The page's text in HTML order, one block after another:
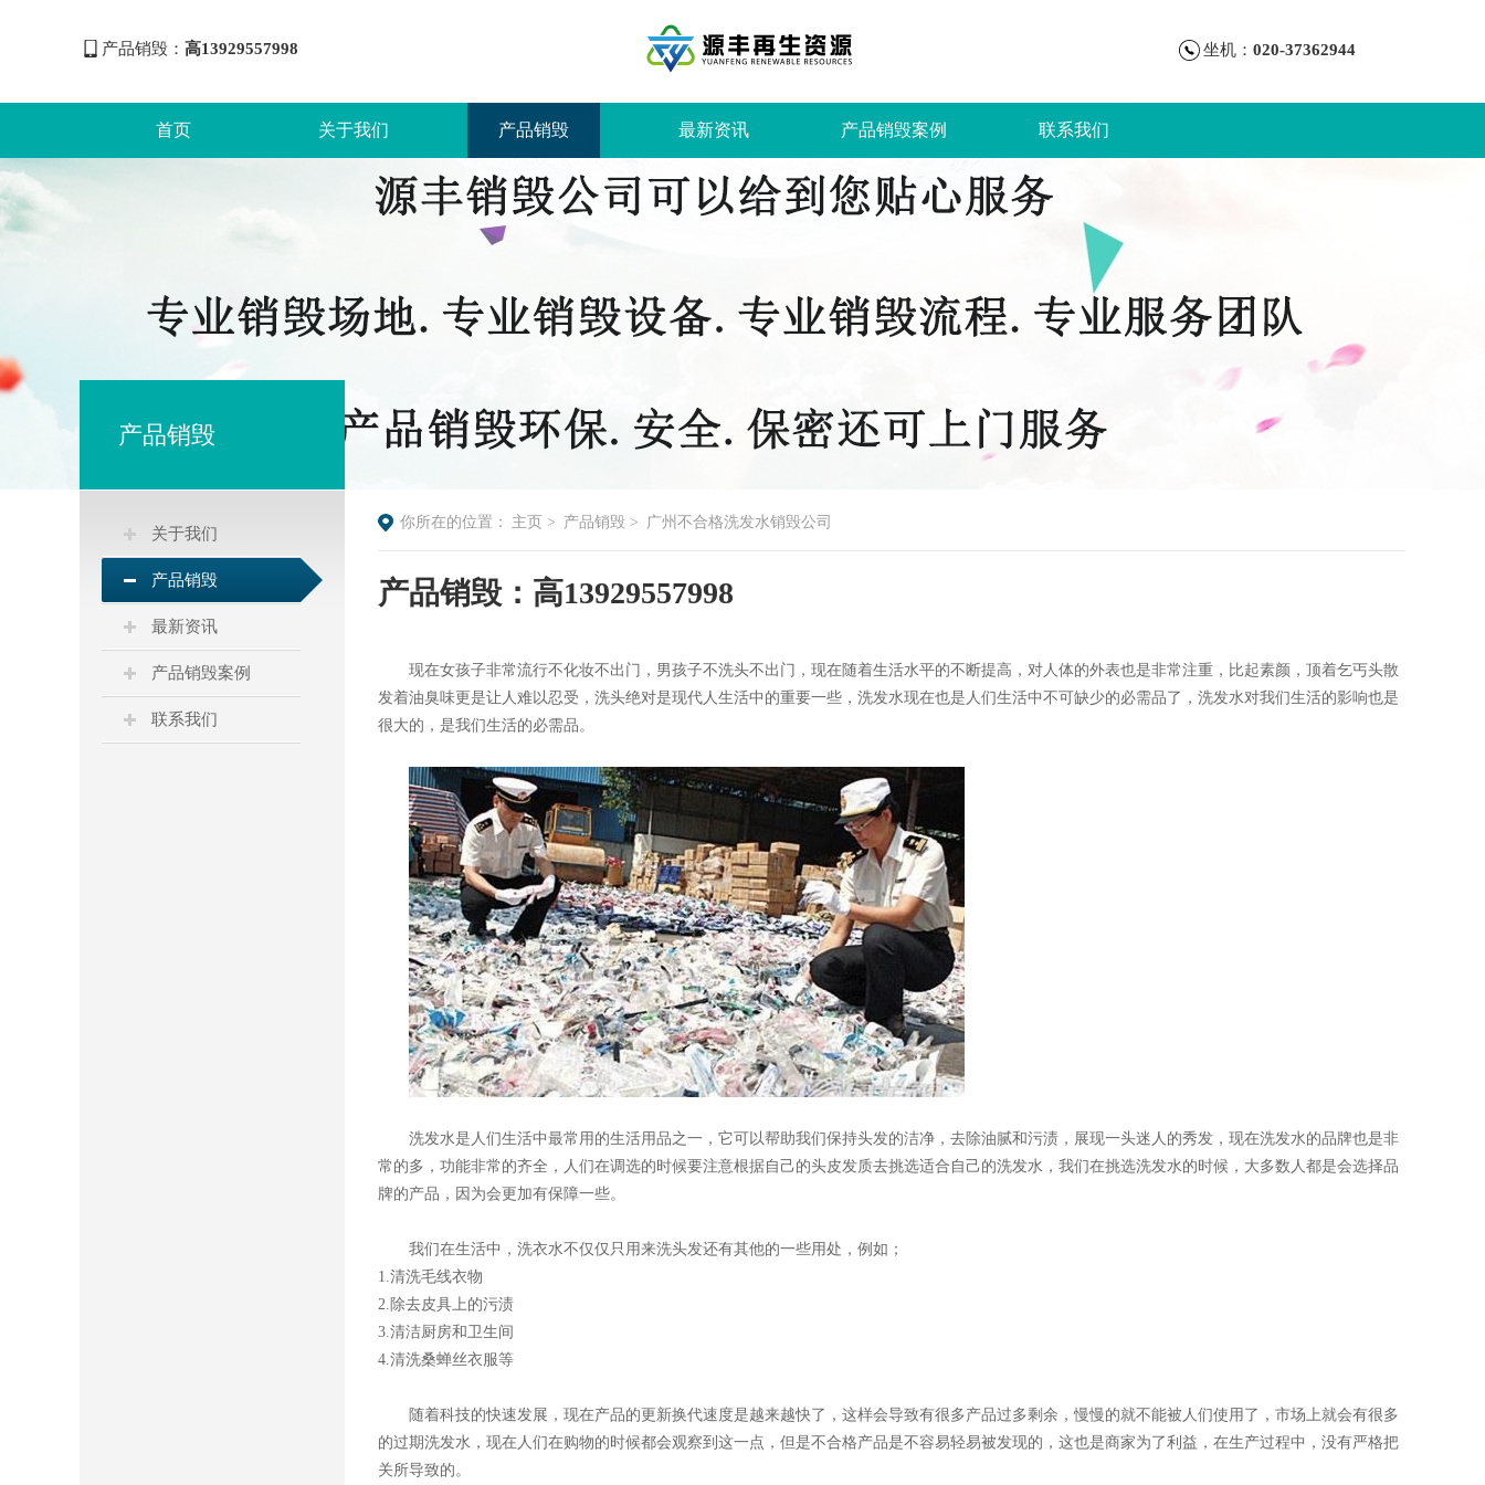
产品销毁： 高13929557998 坐机： 020-37362944
首页 关于我们 产品销毁 最新资讯 产品销毁案例 联系我们
产品销毁
关于我们
产品销毁
最新资讯
产品销毁案例
联系我们
你所在的位置： 主页 > 产品销毁 > 广州不合格洗发水销毁公司
产品销毁：高13929557998
现在女孩子非常流行不化妆不出门，男孩子不洗头不出门，现在随着生活水平的不断提高，对人体的外表也是非常注重，比起素颜，顶着乞丐头散
发着油臭味更是让人难以忍受，洗头绝对是现代人生活中的重要一些，洗发水现在也是人们生活中不可缺少的必需品了，洗发水对我们生活的影响也是
很大的，是我们生活的必需品。
洗发水是人们生活中最常用的生活用品之一，它可以帮助我们保持头发的洁净，去除油腻和污渍，展现一头迷人的秀发，现在洗发水的品牌也是非
常的多，功能非常的齐全，人们在调选的时候要注意根据自己的头皮发质去挑选适合自己的洗发水，我们在挑选洗发水的时候，大多数人都是会选择品
牌的产品，因为会更加有保障一些。
我们在生活中，洗衣水不仅仅只用来洗头发还有其他的一些用处，例如；
1.清洗毛线衣物
2.除去皮具上的污渍
3.清洁厨房和卫生间
4.清洗桑蝉丝衣服等
随着科技的快速发展，现在产品的更新换代速度是越来越快了，这样会导致有很多产品过多剩余，慢慢的就不能被人们使用了，市场上就会有很多
的过期洗发水，现在人们在购物的时候都会观察到这一点，但是不合格产品是不容易轻易被发现的，这也是商家为了利益，在生产过程中，没有严格把
关所导致的。